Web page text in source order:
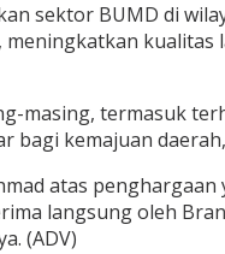
sektor BUMD di
kualitas
masing, termasuk
kemajuan
atas
langsung oleh
(ADV)